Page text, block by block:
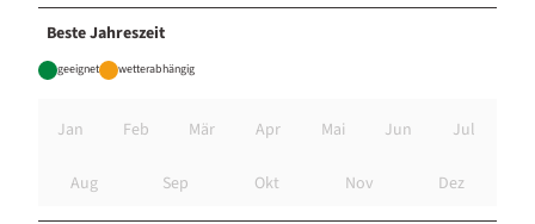
Beste Jahreszeit
geeignet wetterabhängig
Jan Feb Mär Apr Mai Jun Jul
Aug Sep Okt Nov Dez